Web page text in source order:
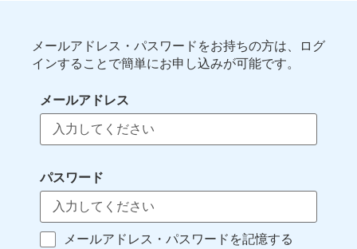
メールアドレス・パスワードをお持ちの方は、ログ
インすることで簡単にお申し込みが可能です。
メールアドレス
パスワード
メールアドレス・パスワードを記憶する